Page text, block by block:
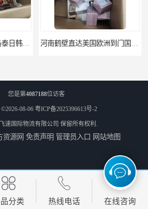
河南安阳欧美日加FBA空海运入仓DHL快递代理当日提取 河南平顶山集运物流国际快递转运美国亚马逊加拿大日本英国德国法国
您是第4087188位访客
08-06 粤ICP备2025396613号-2
速国际物流有限公司 保留所有权利.
资源网 免责声明 管理员入口 网站地图
分类 热线电话 在线咨询